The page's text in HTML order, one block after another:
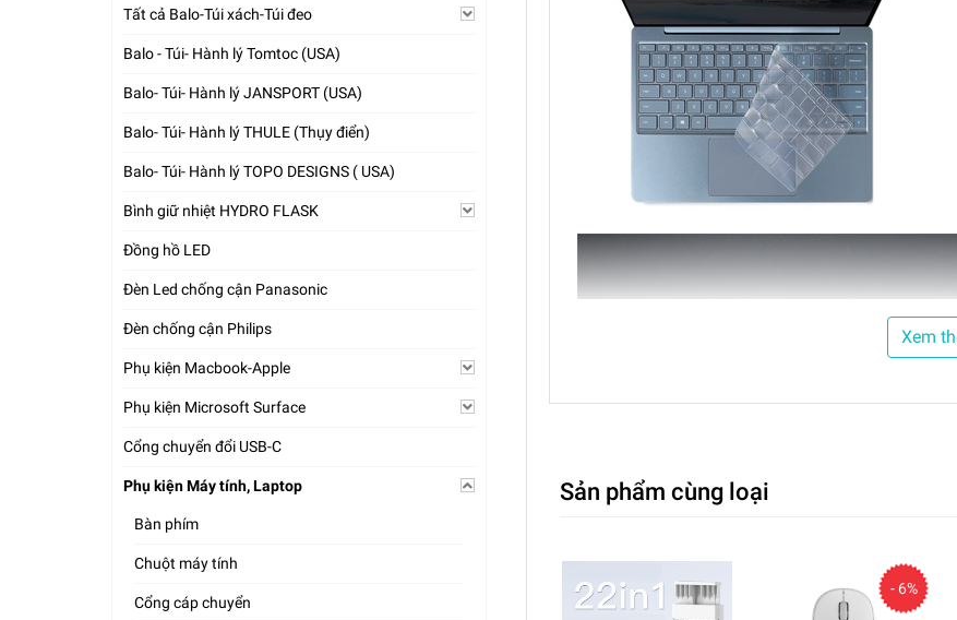
Xem
Sản phẩm cùng loại
- 6%
Tất cả Balo-Túi xách-Túi đeo
Balo - Túi- Hành lý Tomtoc (USA)
Balo- Túi- Hành lý JANSPORT (USA)
Balo- Túi- Hành lý THULE (Thụy điển)
Balo- Túi- Hành lý TOPO DESIGNS ( USA)
Bình giữ nhiệt HYDRO FLASK
Đồng hồ LED
Đèn Led chống cận Panasonic
Đèn chống cận Philips
Phụ kiện Macbook-Apple
Phụ kiện Microsoft Surface
Cổng chuyển đổi USB-C
Phụ kiện Máy tính, Laptop
Bàn phím
Chuột máy tính
Cổng cáp chuyển